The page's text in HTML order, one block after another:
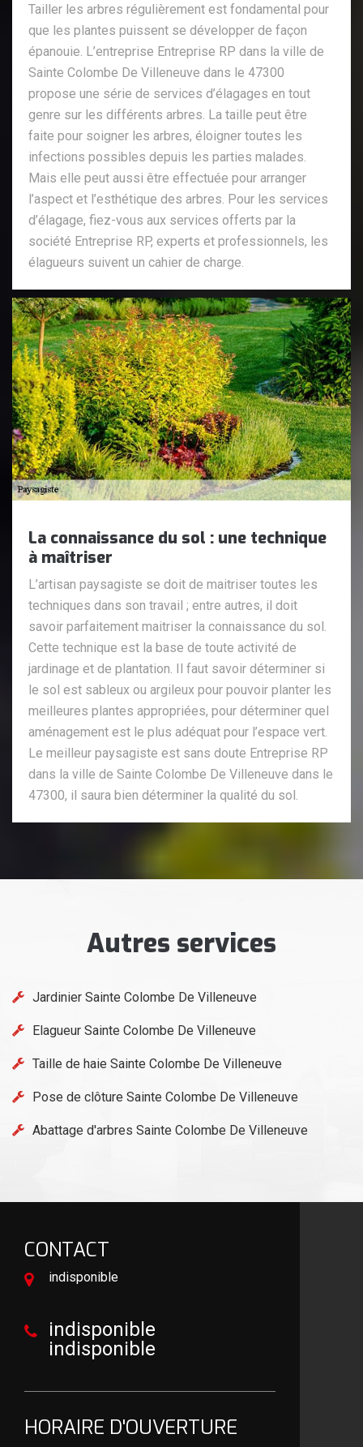
Tailler les arbres régulièrement est fondamental pour
que les plantes puissent se développer de façon
épanouie. L’entreprise Entreprise RP dans la ville de
Sainte Colombe De Villeneuve dans le 47300
propose une série de services d’élagages en tout
genre sur les différents arbres. La taille peut être
faite pour soigner les arbres, éloigner toutes les
infections possibles depuis les parties malades.
Mais elle peut aussi être effectuée pour arranger
l’aspect et l’esthétique des arbres. Pour les services
d’élagage, fiez-vous aux services offerts par la
société Entreprise RP, experts et professionnels, les
élagueurs suivent un cahier de charge.
La connaissance du sol : une technique
à maîtriser
L’artisan paysagiste se doit de maitriser toutes les
techniques dans son travail ; entre autres, il doit
savoir parfaitement maitriser la connaissance du sol.
Cette technique est la base de toute activité de
jardinage et de plantation. Il faut savoir déterminer si
le sol est sableux ou argileux pour pouvoir planter les
meilleures plantes appropriées, pour déterminer quel
aménagement est le plus adéquat pour l’espace vert.
Le meilleur paysagiste est sans doute Entreprise RP
dans la ville de Sainte Colombe De Villeneuve dans le
47300, il saura bien déterminer la qualité du sol.
Autres services
Jardinier Sainte Colombe De Villeneuve
Elagueur Sainte Colombe De Villeneuve
Taille de haie Sainte Colombe De Villeneuve
Pose de clôture Sainte Colombe De Villeneuve
Abattage d'arbres Sainte Colombe De Villeneuve
CONTACT
indisponible
indisponible
indisponible
HORAIRE D'OUVERTURE